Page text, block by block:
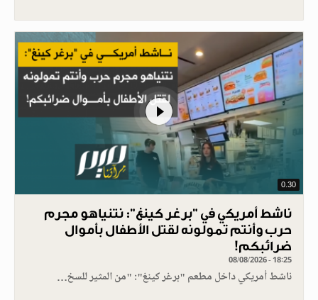
0.30
ناشط أمريكي في "برغر كينغ": نتنياهو مجرم
حرب وأنتم تمولونه لقتل الأطفال بأموال
ضرائبكم!
08/08/2026 - 18:25
ناشط أمريكي داخل مطعم "برغر كينغ": "من المثير للسخ…